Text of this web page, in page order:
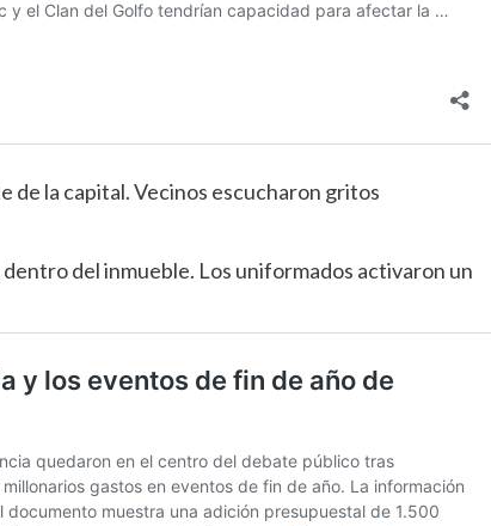
de la capital. Vecinos escucharon gritos
del inmueble. Los uniformados activaron un